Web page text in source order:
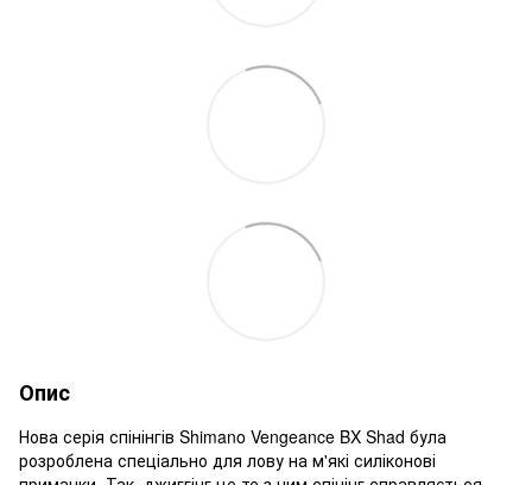
Опис
Нова серія спінінгів Shimano Vengeance BX Shad була
розроблена спеціально для лову на м'які силіконові